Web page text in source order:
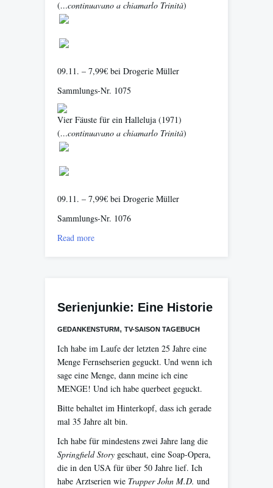
(…continuavano a chiamarlo Trinità)
09.11. – 7,99€ bei Drogerie Müller
Sammlungs-Nr. 1075
Vier Fäuste für ein Halleluja (1971)
(…continuavano a chiamarlo Trinità)
09.11. – 7,99€ bei Drogerie Müller
Sammlungs-Nr. 1076
Read more
Serienjunkie: Eine Historie
GEDANKENSTURM, TV-SAISON TAGEBUCH
Ich habe im Laufe der letzten 25 Jahre eine
Menge Fernsehserien geguckt. Und wenn ich
sage eine Menge, dann meine ich eine
MENGE! Und ich habe querbeet geguckt.
Bitte behaltet im Hinterkopf, dass ich gerade
mal 35 Jahre alt bin.
Ich habe für mindestens zwei Jahre lang die
Springfield Story geschaut, eine Soap-Opera,
die in den USA für über 50 Jahre lief. Ich
habe Arztserien wie Trapper John M.D. und